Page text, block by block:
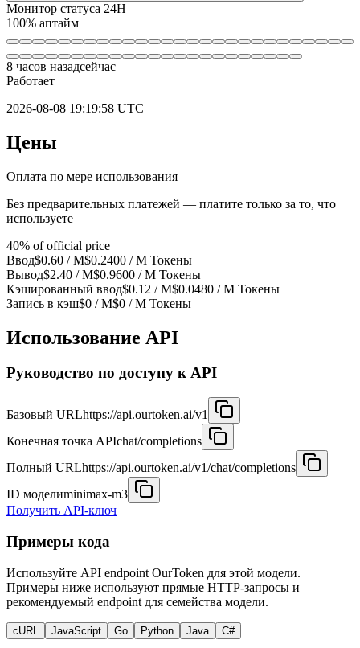
Монитор статуса 24H
100% аптайм
8 часов назадсейчас
Работает
2026-08-08 19:19:58 UTC
Цены
Оплата по мере использования
Без предварительных платежей — платите только за то, что
используете
40% of official price
Ввод$0.60 / M$0.2400 / M Токены
Вывод$2.40 / M$0.9600 / M Токены
Кэшированный ввод$0.12 / M$0.0480 / M Токены
Запись в кэш$0 / M$0 / M Токены
Использование API
Руководство по доступу к API
Базовый URLhttps://api.ourtoken.ai/v1
Конечная точка APIchat/completions
Полный URLhttps://api.ourtoken.ai/v1/chat/completions
ID моделиminimax-m3
Получить API-ключ
Примеры кода
Используйте API endpoint OurToken для этой модели.
Примеры ниже используют прямые HTTP-запросы и
рекомендуемый endpoint для семейства модели.
cURL JavaScript Go Python Java C#